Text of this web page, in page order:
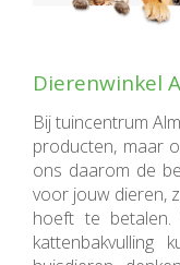
Dierenwinkel
Bij tuincentrum
producten, maar
ons daarom de
voor jouw dieren,
hoeft te betalen.